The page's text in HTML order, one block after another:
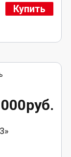
Купить